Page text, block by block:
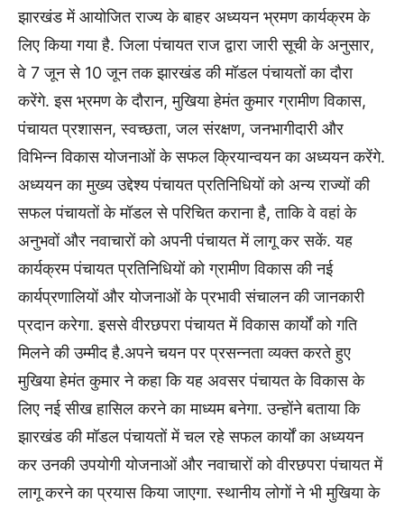
झारखंड में आयोजित राज्य के बाहर अध्ययन भ्रमण कार्यक्रम के
लिए किया गया है. जिला पंचायत राज द्वारा जारी सूची के अनुसार,
वे 7 जून से 10 जून तक झारखंड की मॉडल पंचायतों का दौरा
करेंगे. इस भ्रमण के दौरान, मुखिया हेमंत कुमार ग्रामीण विकास,
पंचायत प्रशासन, स्वच्छता, जल संरक्षण, जनभागीदारी और
विभिन्न विकास योजनाओं के सफल क्रियान्वयन का अध्ययन करेंगे.
अध्ययन का मुख्य उद्देश्य पंचायत प्रतिनिधियों को अन्य राज्यों की
सफल पंचायतों के मॉडल से परिचित कराना है, ताकि वे वहां के
अनुभवों और नवाचारों को अपनी पंचायत में लागू कर सकें. यह
कार्यक्रम पंचायत प्रतिनिधियों को ग्रामीण विकास की नई
कार्यप्रणालियों और योजनाओं के प्रभावी संचालन की जानकारी
प्रदान करेगा. इससे वीरछपरा पंचायत में विकास कार्यों को गति
मिलने की उम्मीद है.अपने चयन पर प्रसन्नता व्यक्त करते हुए
मुखिया हेमंत कुमार ने कहा कि यह अवसर पंचायत के विकास के
लिए नई सीख हासिल करने का माध्यम बनेगा. उन्होंने बताया कि
झारखंड की मॉडल पंचायतों में चल रहे सफल कार्यों का अध्ययन
कर उनकी उपयोगी योजनाओं और नवाचारों को वीरछपरा पंचायत में
लागू करने का प्रयास किया जाएगा. स्थानीय लोगों ने भी मुखिया के